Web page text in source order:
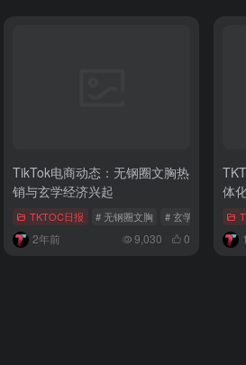
# 美国市场
TikTok电商动态：无钢圈文胸热
销与玄学经济兴起
TKTOC日报 # 无钢圈文胸 # 玄学经济 #
2年前 9,030 0
体